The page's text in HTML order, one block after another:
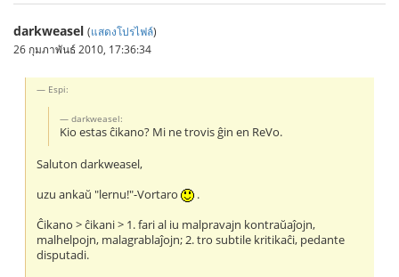
darkweasel (แสดงโปรไฟล์)
26 กุมภาพันธ์ 2010, 17:36:34
Espi:
darkweasel:
Kio estas ĉikano? Mi ne trovis ĝin en ReVo.
Saluton darkweasel,
uzu ankaŭ "lernu!"-Vortaro
.
Ĉikano > ĉikani > 1. fari al iu malpravajn kontraŭaĵojn,
malhelpojn, malagrablaĵojn; 2. tro subtile kritikaĉi, pedante
disputadi.